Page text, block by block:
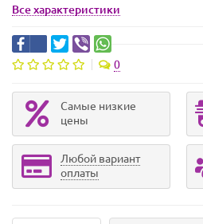
Все характеристики
0
Самые низкие
цены
Любой вариант
оплаты